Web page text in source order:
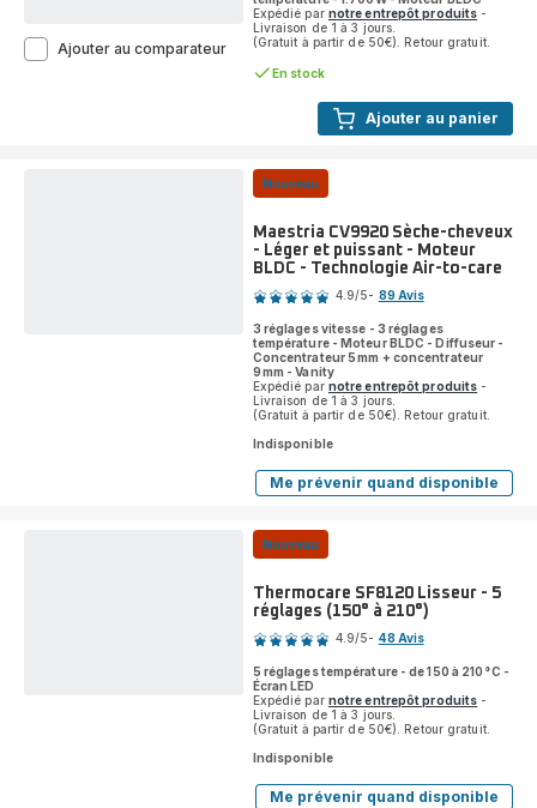
vitesse
et
température
Ajouter au panier
Expédié par notre entrepôt produits -
Livraison de 1 à 3 jours.
(Gratuit à partir de 50€). Retour gratuit.
En stock
Ajouter au comparateurMaestria
1.700W
BLDC
Me prévenir quand disponible
Maestria
et
puissant
Moteur
-
Technologie
Air-
to-
Nouveau
Maestria CV9920 Sèche-cheveux
- Léger et puissant - Moteur
BLDC - Technologie Air-to-care
Note
4.9/5- 89 Avis
3 réglages vitesse - 3 réglages
température - Moteur BLDC - Diffuseur -
Concentrateur 5 mm + concentrateur
9 mm - Vanity
Expédié par notre entrepôt produits -
Livraison de 1 à 3 jours.
(Gratuit à partir de 50€). Retour gratuit.
Indisponible
Me prévenir quand disponible
Thermocare
Nouveau
Thermocare SF8120 Lisseur - 5
réglages (150° à 210°)
Note
4.9/5- 48 Avis
5 réglages température - de 150 à 210 °C -
Écran LED
Expédié par notre entrepôt produits -
Livraison de 1 à 3 jours.
(Gratuit à partir de 50€). Retour gratuit.
Indisponible